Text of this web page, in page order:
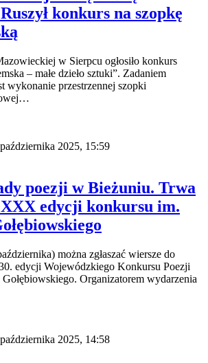
konkurs na szopkę
w Sierpcu ogłosiło konkurs
– małe dzieło sztuki”. Zadaniem
wykonanie przestrzennej szopki
2025, 15:59
poezji w Bieżuniu. Trwa
edycji konkursu im.
można zgłaszać wiersze do
edycji Wojewódzkiego Konkursu Poezji
Organizatorem wydarzenia
2025, 14:58